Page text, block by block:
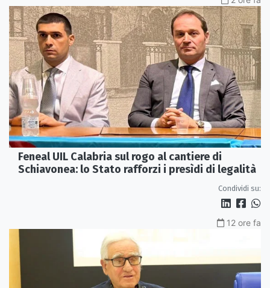
Feneal UIL Calabria sul rogo al cantiere di
Schiavonea: lo Stato rafforzi i presìdi di legalità
Condividi su:
12 ore fa